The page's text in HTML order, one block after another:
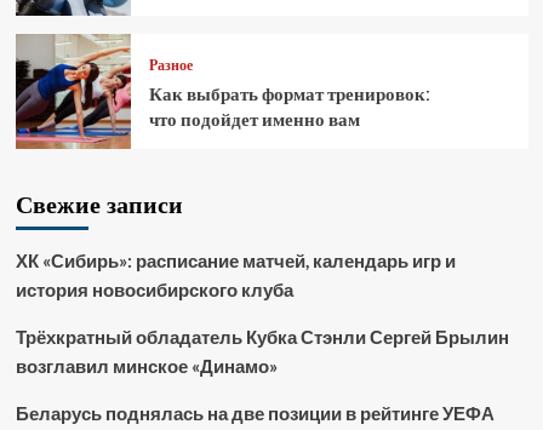
Разное
Как выбрать формат тренировок:
что подойдет именно вам
Свежие записи
ХК «Сибирь»: расписание матчей, календарь игр и
история новосибирского клуба
Трёхкратный обладатель Кубка Стэнли Сергей Брылин
возглавил минское «Динамо»
Беларусь поднялась на две позиции в рейтинге УЕФА